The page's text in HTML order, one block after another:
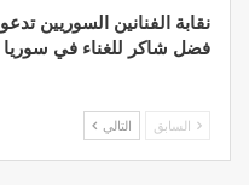
نقابة الفنانين السوريين تدعو
فضل شاكر للغناء في سوريا
السابق التالي